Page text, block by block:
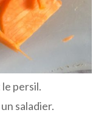
persil.
saladier.